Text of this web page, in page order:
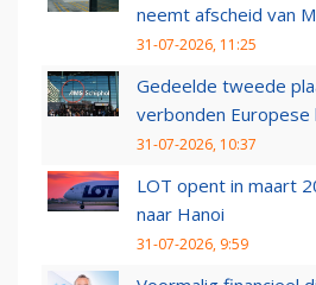
neemt afscheid van
31-07-2026, 11:25
Gedeelde tweede
verbonden Europese
31-07-2026, 10:37
LOT opent in maart
naar Hanoi
31-07-2026, 9:59